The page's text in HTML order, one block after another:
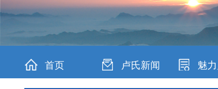
首页 卢氏新闻 魅